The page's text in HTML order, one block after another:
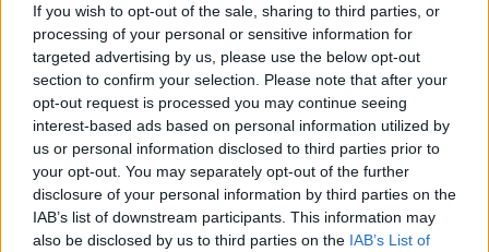
If you wish to opt-out of the sale, sharing to third parties, or
processing of your personal or sensitive information for
targeted advertising by us, please use the below opt-out
section to confirm your selection. Please note that after your
opt-out request is processed you may continue seeing
interest-based ads based on personal information utilized by
us or personal information disclosed to third parties prior to
your opt-out. You may separately opt-out of the further
disclosure of your personal information by third parties on the
IAB’s list of downstream participants. This information may
also be disclosed by us to third parties on the IAB’s List of
atti al Municipio, sostenendo la linea editoriale
di rigore documentale. Editor di redazione, ha
un tratto unico: colleziona verbali storici del
Porto Vecchio.